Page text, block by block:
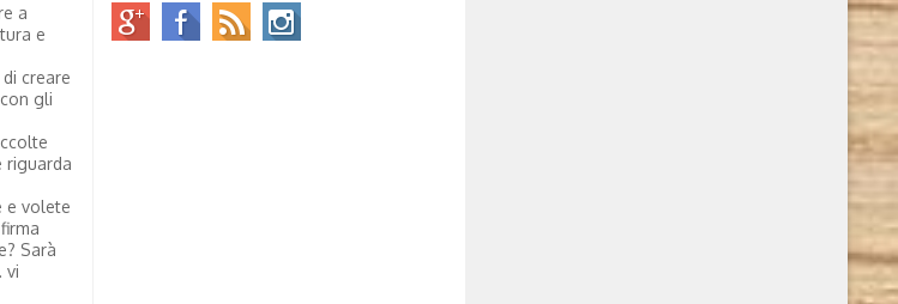
a
e
creare
gli
riguarda
e volete
Sarà
vi